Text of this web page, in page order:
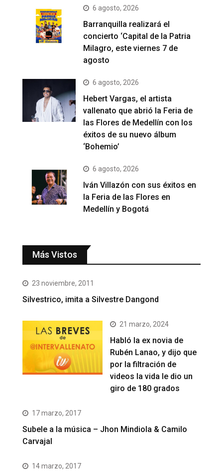
6 agosto, 2026
Barranquilla realizará el
concierto ‘Capital de la Patria
Milagro, este viernes 7 de
agosto
6 agosto, 2026
Hebert Vargas, el artista
vallenato que abrió la Feria de
las Flores de Medellín con los
éxitos de su nuevo álbum
‘Bohemio’
6 agosto, 2026
Iván Villazón con sus éxitos en
la Feria de las Flores en
Medellín y Bogotá
Más Vistos
23 noviembre, 2011
Silvestrico, imita a Silvestre Dangond
21 marzo, 2024
Habló la ex novia de
Rubén Lanao, y dijo que
por la filtración de
videos la vida le dio un
giro de 180 grados
17 marzo, 2017
Subele a la música – Jhon Mindiola & Camilo
Carvajal
14 marzo, 2017